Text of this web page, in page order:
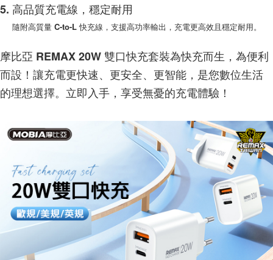
請求用戶進行身份認證。
５．嚴禁一人註冊多個帳號或使用他人資訊註冊。若發現惡意使用之情形，
恩沛科技股份有限公司將有權停止該用戶之使用額度並採取法律行動。
5. 高品質充電線，穩定耐用
隨附高質量 C-to-L 快充線，支援高功率輸出，充電更高效且穩定耐用。
摩比亞 REMAX 20W 雙口快充套裝為快充而生，為便利
而設！讓充電更快速、更安全、更智能，是您數位生活
的理想選擇。立即入手，享受無憂的充電體驗！